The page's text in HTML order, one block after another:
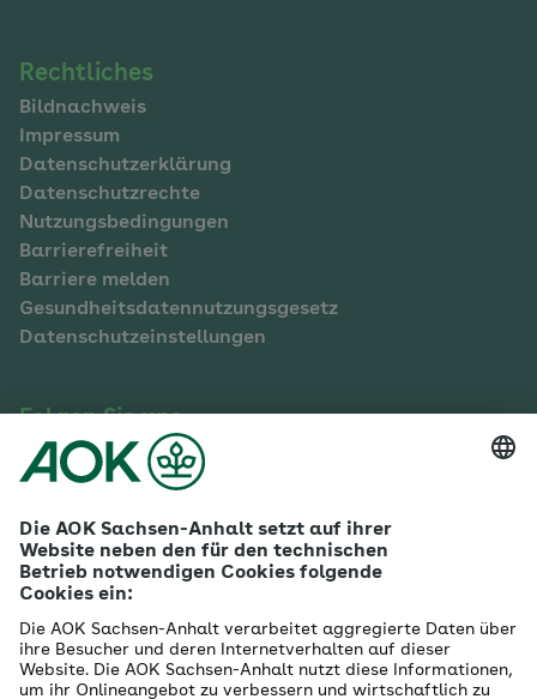
Navigation
im
Fußbereich
Rechtliches
Bildnachweis
Impressum
Datenschutzerklärung
Datenschutzrechte
Nutzungsbedingungen
Barrierefreiheit
Barriere melden
Gesundheitsdatennutzungsgesetz
Datenschutzeinstellungen
Folgen Sie uns
Facebook
Instagram
TikTok
LinkedIn
Mehr zur AOK Sachsen-Anhalt
Karriere